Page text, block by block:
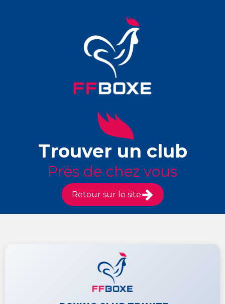
Trouver un club
Près de chez vous
Retour sur le site